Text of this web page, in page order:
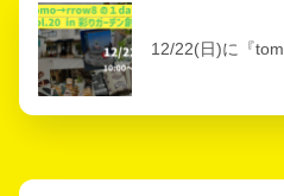
12/22(日)に『